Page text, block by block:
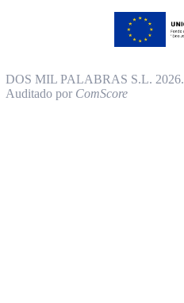
DOS MIL PALABRAS S.L. 2026.
Auditado por ComScore